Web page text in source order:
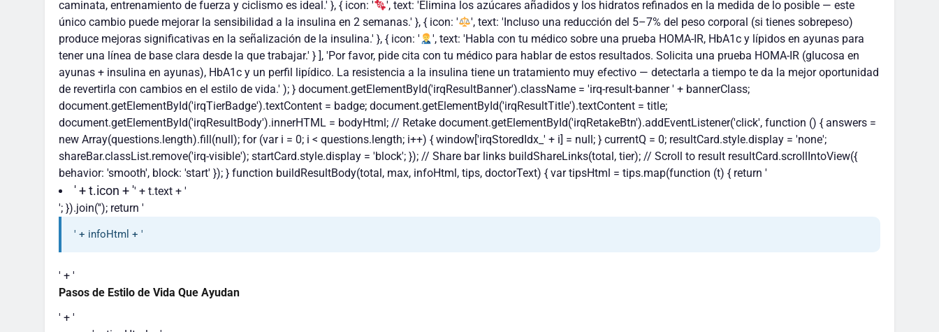
caminata, entrenamiento de fuerza y ciclismo es ideal.' }, { icon: '
', text: 'Elimina los azúcares añadidos y los hidratos refinados en la medida de lo posible — este
único cambio puede mejorar la sensibilidad a la insulina en 2 semanas.' }, { icon: '
', text: 'Incluso una reducción del 5–7% del peso corporal (si tienes sobrepeso)
produce mejoras significativas en la señalización de la insulina.' }, { icon: '
', text: 'Habla con tu médico sobre una prueba HOMA-IR, HbA1c y lípidos en ayunas para
tener una línea de base clara desde la que trabajar.' } ], 'Por favor, pide cita con tu médico para hablar de estos resultados. Solicita una prueba HOMA-IR (glucosa en
ayunas + insulina en ayunas), HbA1c y un perfil lipídico. La resistencia a la insulina tiene un tratamiento muy efectivo — detectarla a tiempo te da la mejor oportunidad
de revertirla con cambios en el estilo de vida.' ); } document.getElementById('irqResultBanner').className = 'irq-result-banner ' + bannerClass;
document.getElementById('irqTierBadge').textContent = badge; document.getElementById('irqResultTitle').textContent = title;
document.getElementById('irqResultBody').innerHTML = bodyHtml; // Retake document.getElementById('irqRetakeBtn').addEventListener('click', function () { answers =
new Array(questions.length).fill(null); for (var i = 0; i < questions.length; i++) { window['irqStoredIdx_' + i] = null; } currentQ = 0; resultCard.style.display = 'none';
shareBar.classList.remove('irq-visible'); startCard.style.display = 'block'; }); // Share bar links buildShareLinks(total, tier); // Scroll to result resultCard.scrollIntoView({
behavior: 'smooth', block: 'start' }); } function buildResultBody(total, max, infoHtml, tips, doctorText) { var tipsHtml = tips.map(function (t) { return '
' + t.icon + '' + t.text + '
'; }).join(''); return '
' + infoHtml + '
' + '
Pasos de Estilo de Vida Que Ayudan
' + '